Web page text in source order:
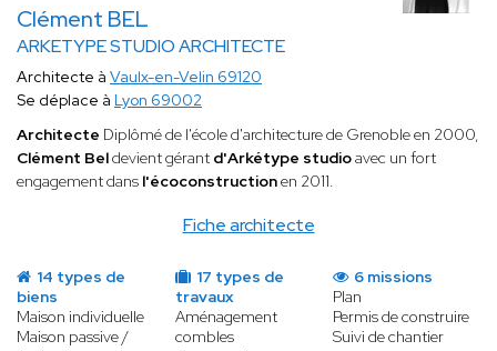
Clément BEL
ARKETYPE STUDIO ARCHITECTE
Fiche architecte
Architecte à Vaulx-en-Velin 69120
Se déplace à Lyon 69002
Architecte Diplômé de l'école d'architecture de Grenoble en 2000,
Clément Beldevient gérant d'Arkétype studioavec un fort
engagement dans l'écoconstructionen 2011.
14 types de
biens
Maison individuelle
Maison passive /
17 types de
travaux
Aménagement
combles
6 missions
Plan
Permis de construire
Suivi de chantier